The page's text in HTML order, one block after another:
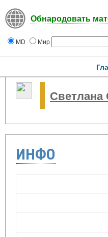
Обнародовать
MD Мир
Светлана
ИНФО